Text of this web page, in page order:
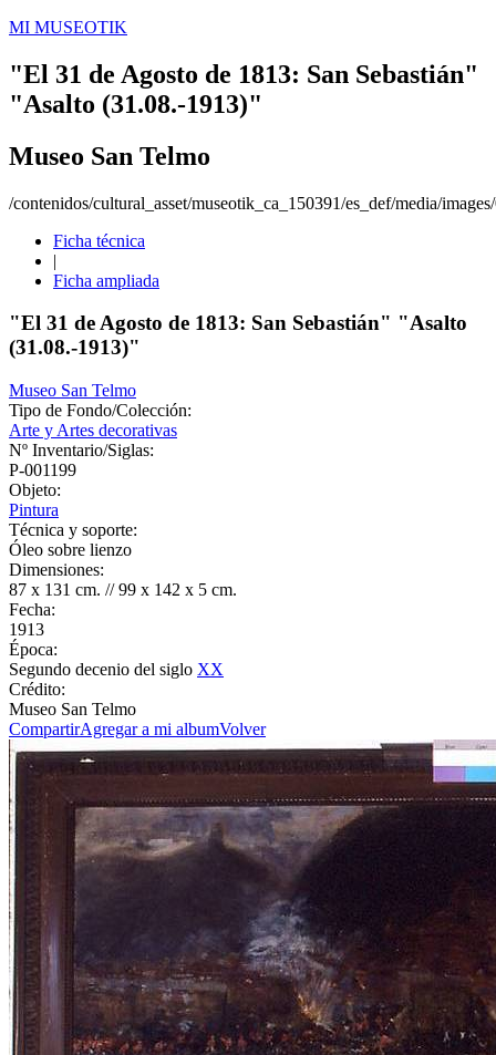
MI MUSEOTIK
"El 31 de Agosto de 1813: San Sebastián"
"Asalto (31.08.-1913)"
Museo San Telmo
/contenidos/cultural_asset/museotik_ca_150391/es_def/media/
Ficha técnica
|
Ficha ampliada
"El 31 de Agosto de 1813: San Sebastián" "Asalto
(31.08.-1913)"
Museo San Telmo
Tipo de Fondo/Colección:
Arte y Artes decorativas
Nº Inventario/Siglas:
P-001199
Objeto:
Pintura
Técnica y soporte:
Óleo sobre lienzo
Dimensiones:
87 x 131 cm. // 99 x 142 x 5 cm.
Fecha:
1913
Época:
Segundo decenio del siglo XX
Crédito:
Museo San Telmo
CompartirAgregar a mi albumVolver